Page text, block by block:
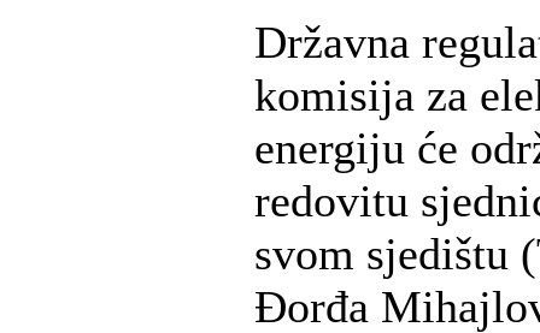
Državna
komisija za
energiju će
redovitu
svom sjedištu
Đorđa